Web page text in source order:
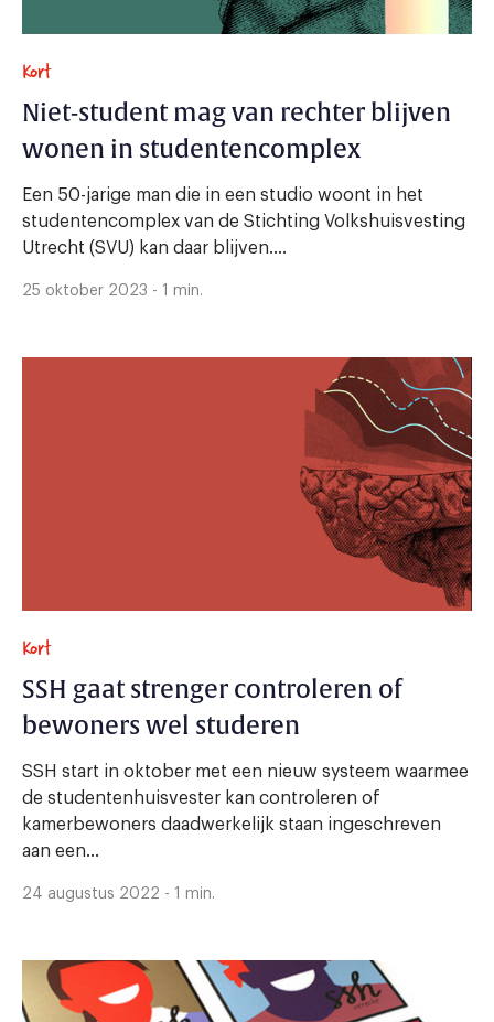
Kort
Niet-student mag van rechter blijven
wonen in studentencomplex
Een 50-jarige man die in een studio woont in het
studentencomplex van de Stichting Volkshuisvesting
Utrecht (SVU) kan daar blijven....
25 oktober 2023 - 1 min.
Kort
SSH gaat strenger controleren of
bewoners wel studeren
SSH start in oktober met een nieuw systeem waarmee
de studentenhuisvester kan controleren of
kamerbewoners daadwerkelijk staan ingeschreven
aan een...
24 augustus 2022 - 1 min.